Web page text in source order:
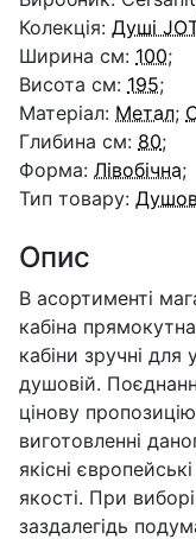
Колекція: Душі
Ширина см: 100;
Висота см: 195;
Матеріал: Метал;
Глибина см: 80;
Форма: Лівобічна;
Тип товару:
Опис
В асортименті
кабіна
кабіни зручні для
душовій.
цінову
виготовленні
якісні
якості. При
заздалегідь